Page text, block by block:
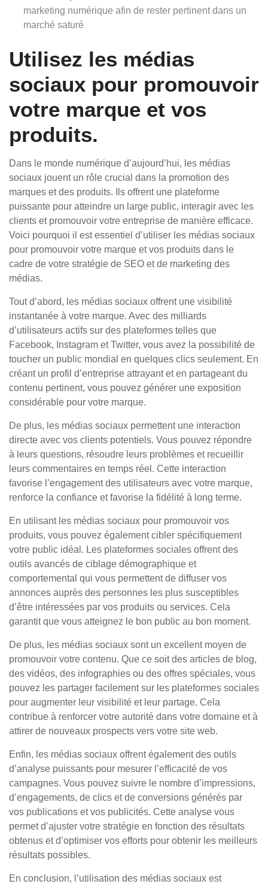
marketing numérique afin de rester pertinent dans un
marché saturé
Utilisez les médias
sociaux pour promouvoir
votre marque et vos
produits.
Dans le monde numérique d’aujourd’hui, les médias
sociaux jouent un rôle crucial dans la promotion des
marques et des produits. Ils offrent une plateforme
puissante pour atteindre un large public, interagir avec les
clients et promouvoir votre entreprise de manière efficace.
Voici pourquoi il est essentiel d’utiliser les médias sociaux
pour promouvoir votre marque et vos produits dans le
cadre de votre stratégie de SEO et de marketing des
médias.
Tout d’abord, les médias sociaux offrent une visibilité
instantanée à votre marque. Avec des milliards
d’utilisateurs actifs sur des plateformes telles que
Facebook, Instagram et Twitter, vous avez la possibilité de
toucher un public mondial en quelques clics seulement. En
créant un profil d’entreprise attrayant et en partageant du
contenu pertinent, vous pouvez générer une exposition
considérable pour votre marque.
De plus, les médias sociaux permettent une interaction
directe avec vos clients potentiels. Vous pouvez répondre
à leurs questions, résoudre leurs problèmes et recueillir
leurs commentaires en temps réel. Cette interaction
favorise l’engagement des utilisateurs avec votre marque,
renforce la confiance et favorise la fidélité à long terme.
En utilisant les médias sociaux pour promouvoir vos
produits, vous pouvez également cibler spécifiquement
votre public idéal. Les plateformes sociales offrent des
outils avancés de ciblage démographique et
comportemental qui vous permettent de diffuser vos
annonces auprès des personnes les plus susceptibles
d’être intéressées par vos produits ou services. Cela
garantit que vous atteignez le bon public au bon moment.
De plus, les médias sociaux sont un excellent moyen de
promouvoir votre contenu. Que ce soit des articles de blog,
des vidéos, des infographies ou des offres spéciales, vous
pouvez les partager facilement sur les plateformes sociales
pour augmenter leur visibilité et leur partage. Cela
contribue à renforcer votre autorité dans votre domaine et à
attirer de nouveaux prospects vers votre site web.
Enfin, les médias sociaux offrent également des outils
d’analyse puissants pour mesurer l’efficacité de vos
campagnes. Vous pouvez suivre le nombre d’impressions,
d’engagements, de clics et de conversions générés par
vos publications et vos publicités. Cette analyse vous
permet d’ajuster votre stratégie en fonction des résultats
obtenus et d’optimiser vos efforts pour obtenir les meilleurs
résultats possibles.
En conclusion, l’utilisation des médias sociaux est